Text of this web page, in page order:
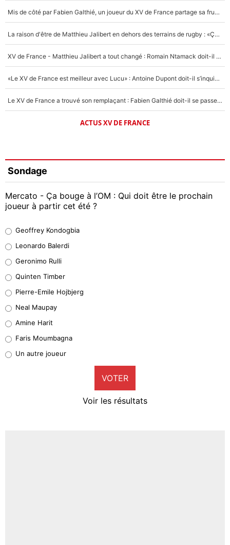
Mis de côté par Fabien Galthié, un joueur du XV de France partage sa frustration : «ils ne me l’ont pas dit tout de suite»
La raison d'être de Matthieu Jalibert en dehors des terrains de rugby : «Ça m'atteint autant que si tu touches à un membre de ma famille»
XV de France - Matthieu Jalibert a tout changé : Romain Ntamack doit-il s’inquiéter pour sa place à un an de la Coupe du monde ?
«Le XV de France est meilleur avec Lucu» : Antoine Dupont doit-il s’inquiéter pour sa place ?
Le XV de France a trouvé son remplaçant : Fabien Galthié doit-il se passer d'Antoine Dupont ?
ACTUS XV DE FRANCE
Sondage
Mercato - Ça bouge à l’OM : Qui doit être le prochain
joueur à partir cet été ?
38%
32%
5%
1%
9%
Geoffrey Kondogbia
Leonardo Balerdi
Geronimo Rulli
Quinten Timber
Pierre-Emile Hojbjerg
Neal Maupay
Amine Harit
Faris Moumbagna
Un autre joueur
VOTER
Voir les résultats